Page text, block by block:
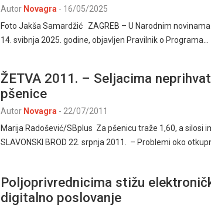
Autor Novagra - 16/05/2025
Foto Jakša Samardžić ZAGREB – U Narodnim
14. svibnja 2025. godine, objavljen Pravilnik o Programa…
ŽETVA 2011. – Seljacima
pšenice
Autor Novagra - 22/07/2011
Marija Radošević/SBplus Za pšenicu traže 1,60, a silosi
SLAVONSKI BROD 22. srpnja 2011. – Problemi oko
Poljoprivrednicima stižu
digitalno poslovanje